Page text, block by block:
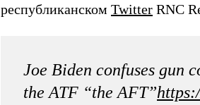
республиканском Twitter RNC
Joe Biden confuses gun
the ATF “the AFT”